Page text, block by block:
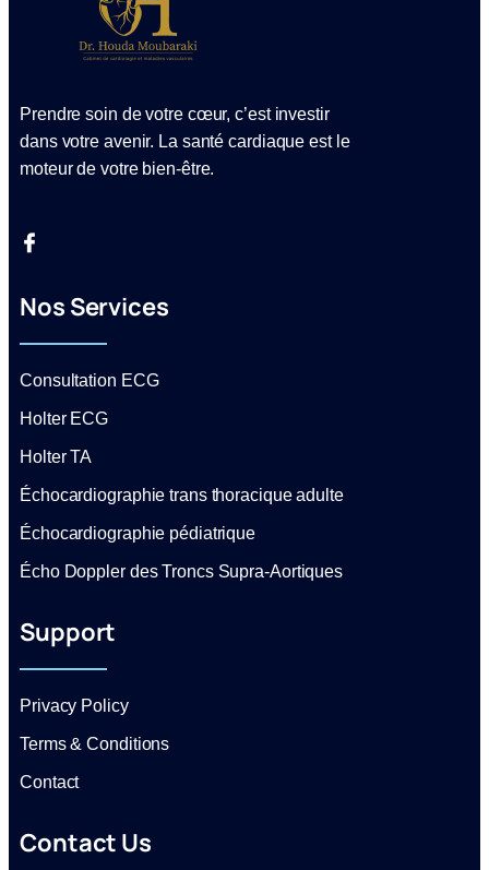
Prendre soin de votre cœur, c’est investir
dans votre avenir. La santé cardiaque est le
moteur de votre bien-être.
Nos Services
Consultation ECG
Holter ECG
Holter TA
Échocardiographie trans thoracique adulte
Échocardiographie pédiatrique
Écho Doppler des Troncs Supra-Aortiques
Support
Privacy Policy
Terms & Conditions
Contact
Contact Us